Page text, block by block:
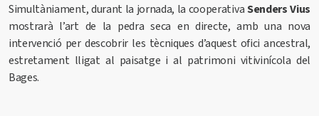
Simultàniament, durant la jornada, la cooperativaSenders Vius
mostrarà l’art de la pedra seca en directe, amb una nova
intervenció per descobrir les tècniques d’aquest ofici ancestral,
estretament lligat al paisatge i al patrimoni vitivinícola del
Bages.